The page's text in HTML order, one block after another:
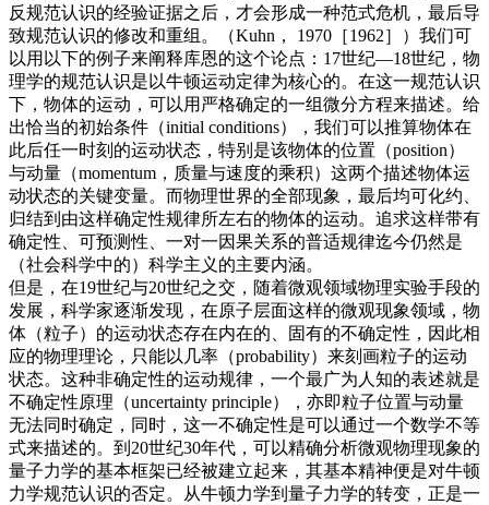
反规范认识的经验证据之后，才会形成一种范式危机，最后导
致规范认识的修改和重组。（Kuhn， 1970［1962］）我们可
以用以下的例子来阐释库恩的这个论点：17世纪—18世纪，物
理学的规范认识是以牛顿运动定律为核心的。在这一规范认识
下，物体的运动，可以用严格确定的一组微分方程来描述。给
出恰当的初始条件（initial conditions），我们可以推算物体在
此后任一时刻的运动状态，特别是该物体的位置（position）
与动量（momentum，质量与速度的乘积）这两个描述物体运
动状态的关键变量。而物理世界的全部现象，最后均可化约、
归结到由这样确定性规律所左右的物体的运动。追求这样带有
确定性、可预测性、一对一因果关系的普适规律迄今仍然是
（社会科学中的）科学主义的主要内涵。
但是，在19世纪与20世纪之交，随着微观领域物理实验手段的
发展，科学家逐渐发现，在原子层面这样的微观现象领域，物
体（粒子）的运动状态存在内在的、固有的不确定性，因此相
应的物理理论，只能以几率（probability）来刻画粒子的运动
状态。这种非确定性的运动规律，一个最广为人知的表述就是
不确定性原理（uncertainty principle），亦即粒子位置与动量
无法同时确定，同时，这一不确定性是可以通过一个数学不等
式来描述的。到20世纪30年代，可以精确分析微观物理现象的
量子力学的基本框架已经被建立起来，其基本精神便是对牛顿
力学规范认识的否定。从牛顿力学到量子力学的转变，正是一